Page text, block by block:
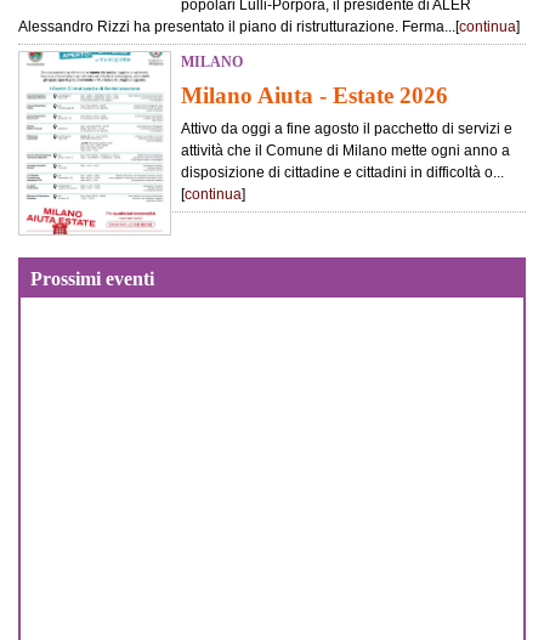
popolari Lulli-Porpora, il presidente di ALER
Alessandro Rizzi ha presentato il piano di ristrutturazione. Ferma...[continua]
MILANO
Milano Aiuta - Estate 2026
Attivo da oggi a fine agosto il pacchetto di servizi e
attività che il Comune di Milano mette ogni anno a
disposizione di cittadine e cittadini in difficoltà o...
[continua]
Prossimi eventi